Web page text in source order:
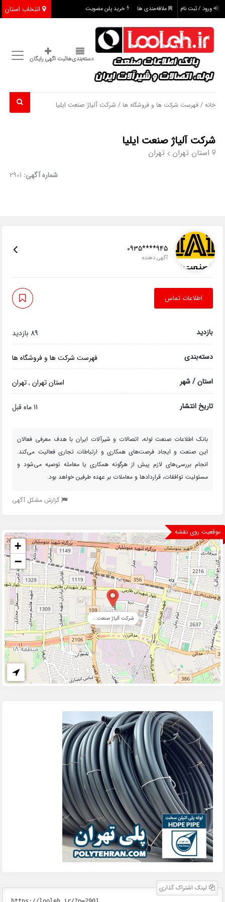
انتخاب استان ورود / ثبت نام علاقه‌مندی ها خرید پلن عضویت
دسته‌بندی‌هاثبت اگهی رایگان
خانه /فهرست شرکت ها و فروشگاه ها / شرکت آلیاژ صنعت ایلیا
شرکت آلیاژ صنعت ایلیا
استان تهران تهران
شماره آگهی: 2901
0935****945
آگهی دهنده
اطلاعات تماس
بازدید 89 بازدید
دسته‌بندی فهرست شرکت ها و فروشگاه ها
استان / شهر استان تهران,تهران
تاریخ انتشار 11 ماه قبل
بانک اطلاعات صنعت لوله، اتصالات و شیرآلات ایران با هدف معرفی فعالان
این صنعت و ایجاد فرصت‌های همکاری و ارتباطات تجاری فعالیت می‌کند.
انجام بررسی‌های لازم پیش از هرگونه همکاری یا معامله توصیه می‌شود و
مسئولیت توافقات، قراردادها و معاملات بر عهده طرفین خواهد بود.
گزارش مشکل آگهی
موقعیت روی نقشه
شرکت آلیاژ صنعت...
+
−
لینک اشتراک گذاری